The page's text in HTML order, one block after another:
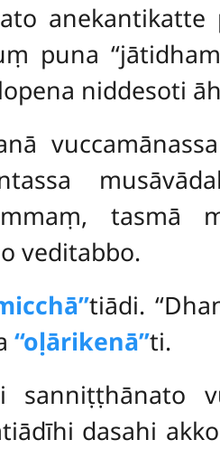
anekantikatte
puna
niddesoti
tasmā
veditabbo.
tiādi.
‘‘oḷārikenā’’ti.
sanniṭṭhānato
dasahi